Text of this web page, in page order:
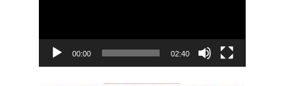
00:00 02:40